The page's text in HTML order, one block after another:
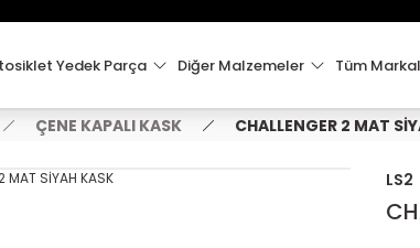
2000 TL VE ÜZERİ KARGO ÜCRETSİZ !
Yedek Parça Diğer Malzemeler Tüm
ÇENE KAPALI KASK CHALLENGER 2 MAT
LS2